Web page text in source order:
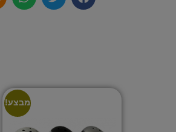
מבצע!